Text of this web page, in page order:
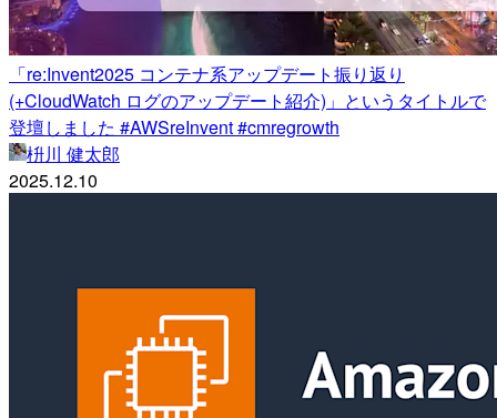
「re:Invent2025 コンテナ系アップデート振り返り
(+CloudWatch ログのアップデート紹介)」というタイトルで
登壇しました #AWSreInvent #cmregrowth
枡川 健太郎
2025.12.10